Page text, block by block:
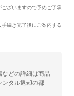
ざいますので予めご了承
続き完了後にご案内する
などの詳細は商品
ンタル返却の都